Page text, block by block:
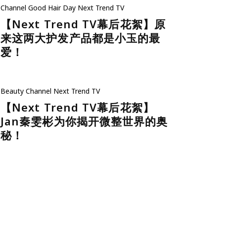
Channel Good Hair Day Next Trend TV
【Next Trend TV幕后花絮】原
来这两大护发产品都是小玉的最
爱！
Beauty Channel Next Trend TV
【Next Trend TV幕后花絮】
Jan秦雯彬为你揭开微整世界的奥
秘！